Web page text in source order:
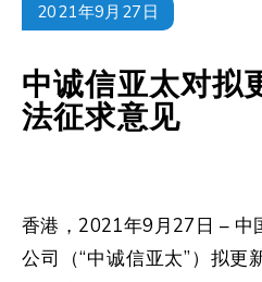
2021年9月27日
中诚信亚太对拟
法征求意见
香港，2021年9月27日 – 中
公司（“中诚信亚太”）拟